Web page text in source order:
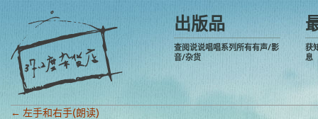
出版品
查阅说说唱唱系列所有有声/影
音/杂货
获
息
← 左手和右手(朗读)